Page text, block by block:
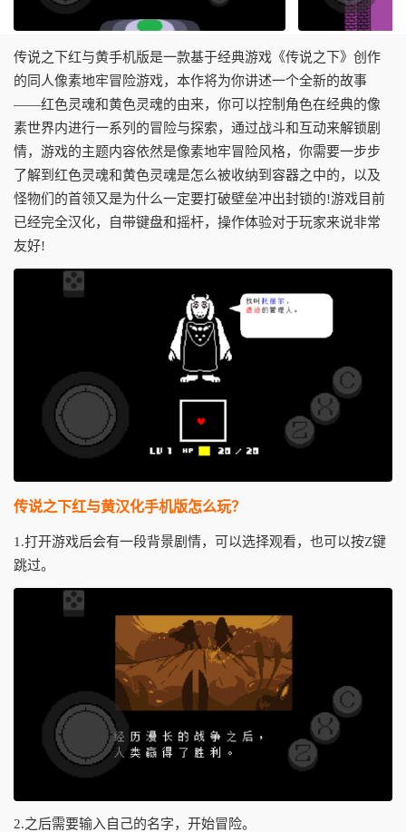
传说之下红与黄手机版是一款基于经典游戏《传说之下》创作
的同人像素地牢冒险游戏，本作将为你讲述一个全新的故事
——红色灵魂和黄色灵魂的由来，你可以控制角色在经典的像
素世界内进行一系列的冒险与探索，通过战斗和互动来解锁剧
情，游戏的主题内容依然是像素地牢冒险风格，你需要一步步
了解到红色灵魂和黄色灵魂是怎么被收纳到容器之中的，以及
怪物们的首领又是为什么一定要打破壁垒冲出封锁的!游戏目前
已经完全汉化，自带键盘和摇杆，操作体验对于玩家来说非常
友好!
传说之下红与黄汉化手机版怎么玩？
1.打开游戏后会有一段背景剧情，可以选择观看，也可以按Z键
跳过。
2.之后需要输入自己的名字，开始冒险。